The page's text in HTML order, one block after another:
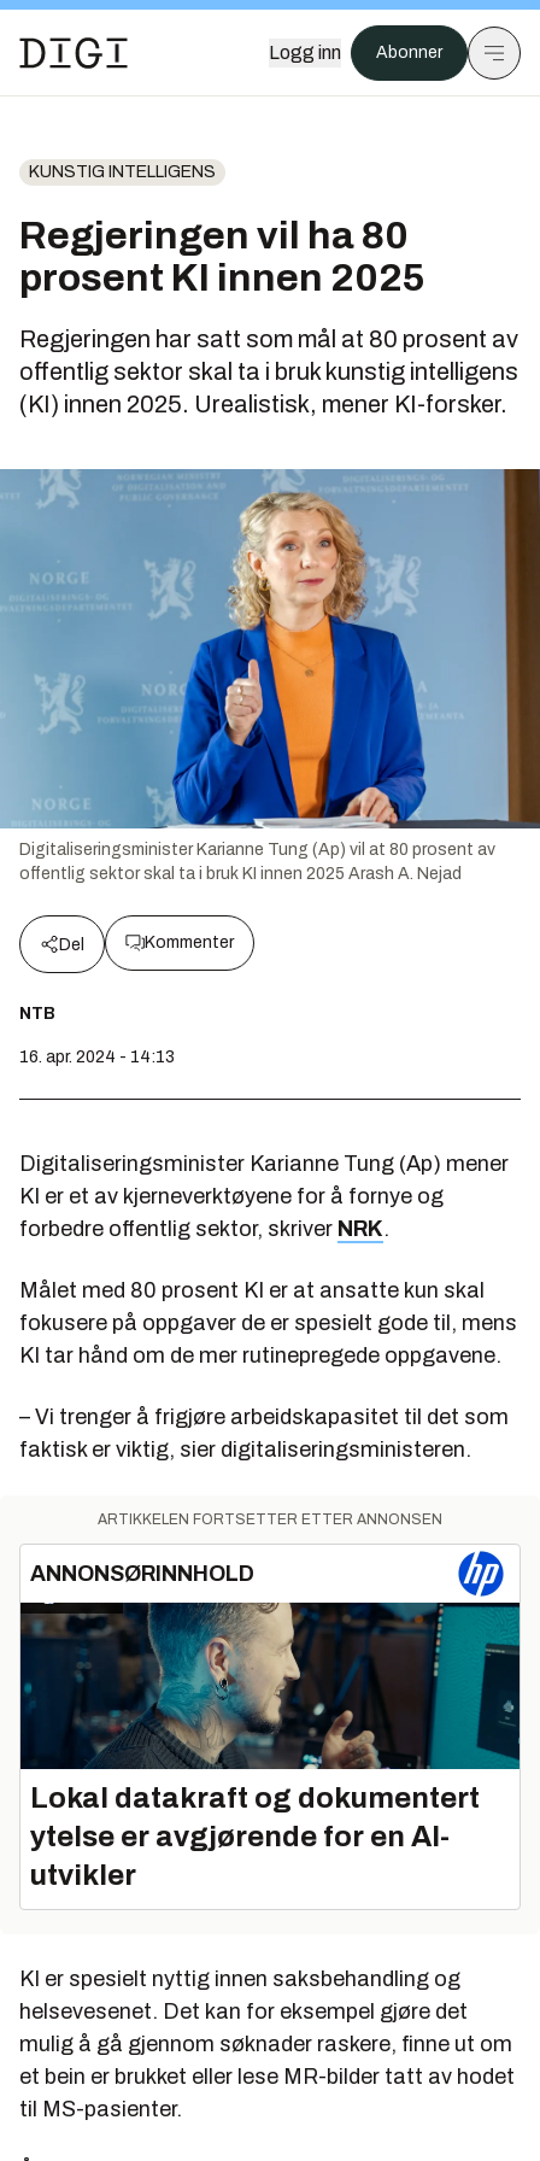
Logg inn Abonner
KUNSTIG INTELLIGENS
Regjeringen vil ha 80
prosent KI innen 2025
Regjeringen har satt som mål at 80 prosent av
offentlig sektor skal ta i bruk kunstig intelligens
(KI) innen 2025. Urealistisk, mener KI-forsker.
Digitaliseringsminister Karianne Tung (Ap) vil at 80 prosent av
offentlig sektor skal ta i bruk KI innen 2025 Arash A. Nejad
Del Kommenter
NTB
16. apr. 2024 - 14:13
Digitaliseringsminister Karianne Tung (Ap) mener
KI er et av kjerneverktøyene for å fornye og
forbedre offentlig sektor, skriver NRK.
Målet med 80 prosent KI er at ansatte kun skal
fokusere på oppgaver de er spesielt gode til, mens
KI tar hånd om de mer rutinepregede oppgavene.
– Vi trenger å frigjøre arbeidskapasitet til det som
faktisk er viktig, sier digitaliseringsministeren.
ARTIKKELEN FORTSETTER ETTER ANNONSEN
ANNONSØRINNHOLD
Lokal datakraft og dokumentert
ytelse er avgjørende for en AI-
utvikler
KI er spesielt nyttig innen saksbehandling og
helsevesenet. Det kan for eksempel gjøre det
mulig å gå gjennom søknader raskere, finne ut om
et bein er brukket eller lese MR-bilder tatt av hodet
til MS-pasienter.